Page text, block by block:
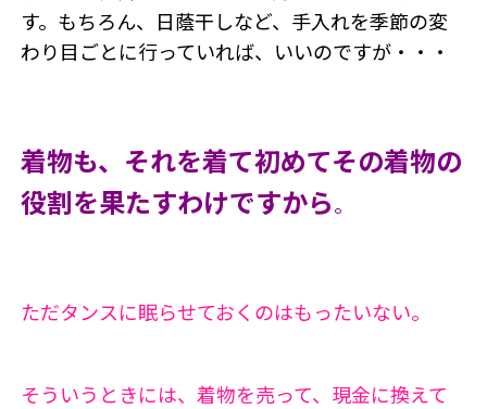
す。もちろん、日蔭干しなど、手入れを季節の変
わり目ごとに行っていれば、いいのですが・・・
着物も、それを着て初めてその着物の
役割を果たすわけですから。
ただタンスに眠らせておくのはもったいない。
そういうときには、着物を売って、現金に換えて